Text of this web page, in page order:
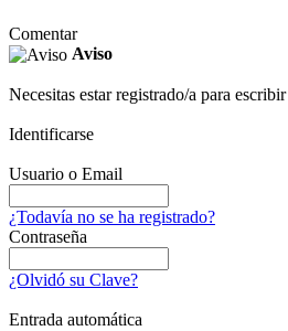
Comentar
Aviso
Necesitas estar registrado/a para
Identificarse
Usuario o Email
¿Todavía no se ha registrado?
Contraseña
¿Olvidó su Clave?
Entrada automática